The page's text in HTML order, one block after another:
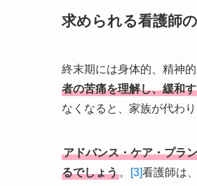
求められる看護師
終末期には身体的、精神
者の苦痛を理解し、緩和
なくなると、家族が代わ
アドバンス・ケア・プラ
るでしょう。 [3] 看護師は